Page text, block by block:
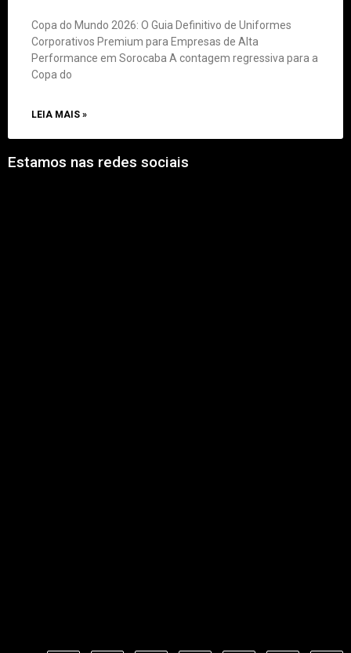
Copa do Mundo 2026: O Guia Definitivo de Uniformes
Corporativos Premium para Empresas de Alta
Performance em Sorocaba A contagem regressiva para a
Copa do
LEIA MAIS »
Estamos nas redes sociais